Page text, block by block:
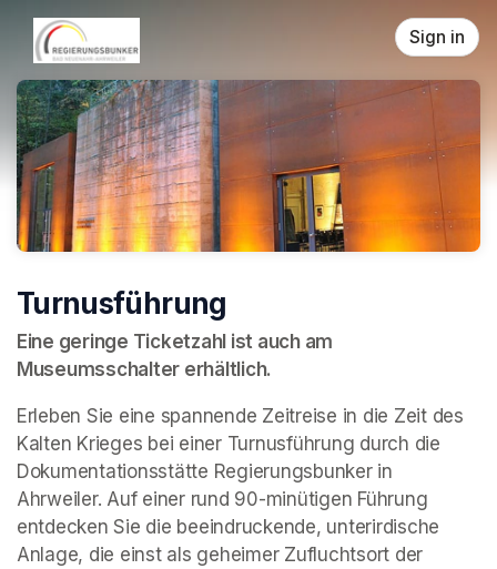
Skip header
Sign in
Turnusführung
Eine geringe Ticketzahl ist auch am
Museumsschalter erhältlich.
Erleben Sie eine spannende Zeitreise in die Zeit des
Kalten Krieges bei einer Turnusführung durch die
Dokumentationsstätte Regierungsbunker in
Ahrweiler. Auf einer rund 90-minütigen Führung
entdecken Sie die beeindruckende, unterirdische
Anlage, die einst als geheimer Zufluchtsort der